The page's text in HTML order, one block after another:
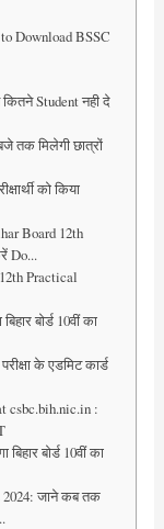
Download BSSC
Student नही दे
तक मिलेगी छात्रों
को किया
Board 12th
Do...
Practical
बोर्ड 10वीं का
के एडमिट कार्ड
csbc.bih.nic.in :
बोर्ड 10वीं का
2024: जाने कब तक